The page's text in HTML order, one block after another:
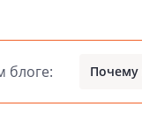
блоге: Почему